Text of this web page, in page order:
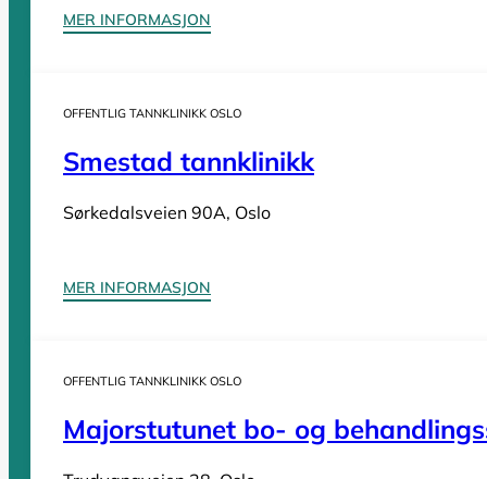
MER INFORMASJON
OFFENTLIG TANNKLINIKK OSLO
Smestad tannklinikk
Sørkedalsveien 90A, Oslo
MER INFORMASJON
OFFENTLIG TANNKLINIKK OSLO
Majorstutunet bo- og
Tannleger Nordland
Tannleger Rogaland
Tannleger Troms
Tannleger Trøndelag